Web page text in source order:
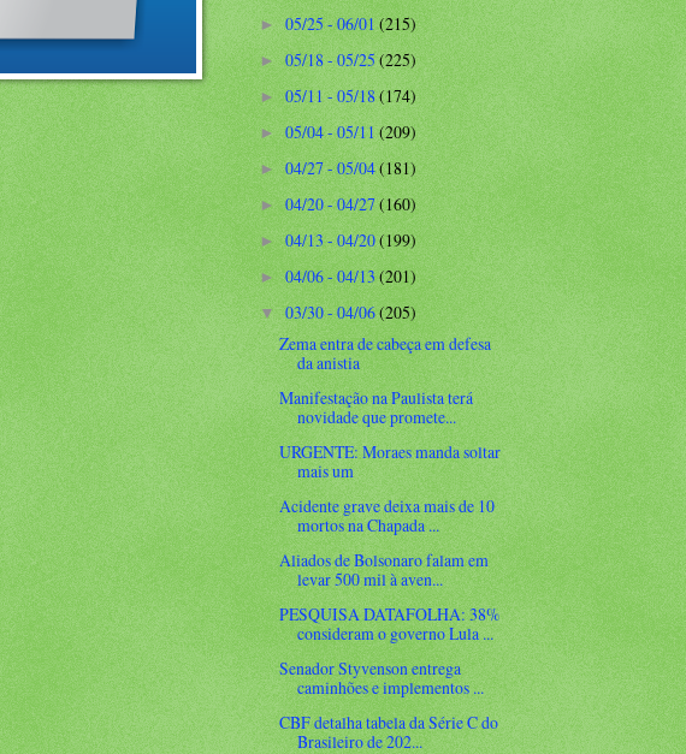
►05/25 - 06/01(215)
► 05/18 - 05/25(225)
►05/11 - 05/18(174)
►05/04 - 05/11(209)
►04/27 - 05/04(181)
►04/20 - 04/27(160)
►04/13 - 04/20(199)
►04/06 - 04/13(201)
▼03/30 - 04/06(205)
Zema entra de cabeça em defesa
da anistia
Manifestação na Paulista terá
novidade que promete...
URGENTE: Moraes manda soltar
mais um
Acidente grave deixa mais de 10
mortos na Chapada ...
Aliados de Bolsonaro falam em
levar 500 mil à aven...
PESQUISA DATAFOLHA: 38%
consideram o governo Lula ...
Senador Styvenson entrega
caminhões e implementos ...
CBF detalha tabela da Série C do
Brasileiro de 202...